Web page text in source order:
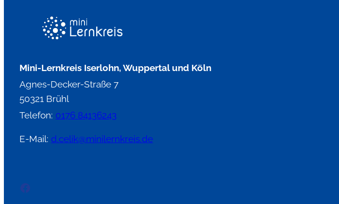
Mini-Lernkreis Iserlohn, Wuppertal und Köln
Agnes-Decker-Straße 7
50321 Brühl
Telefon: 0176 84136243
E-Mail: d.celik@minilernkreis.de
Facebook